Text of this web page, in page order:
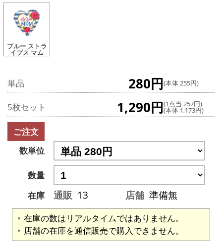
ブルー ストラ
イプス マム
単品 280円(本体 255円)
5枚セット 1,290円(1点当 257円)
(本体 1,173円)
ご注文
数単位
数量
在庫
通販 13 店舗 準備無
在庫の数はリアルタイムではありません。
店舗の在庫を通信販売で購入できません。